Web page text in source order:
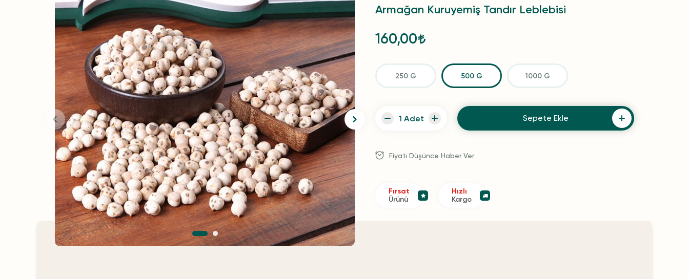
Armağan Kuruyemiş Tandır Leblebisi
160,00
250 G 500 G 1000 G
Sepete Ekle
Fiyatı Düşünce Haber Ver
Fırsat
Ürünü
Hızlı
Kargo